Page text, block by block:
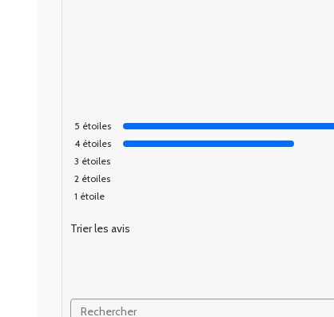
5 étoiles
4 étoiles
3 étoiles
2 étoiles
1 étoile
Trier les avis